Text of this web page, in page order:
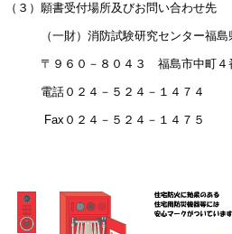
（３）願書受付場所及びお問い合わせ先
（一財）消防試験研究センター福島
〒９６０－８０４３ 福島市中町４
電話０２４－５２４－１４７４
Fax０２４－５２４－１４７５